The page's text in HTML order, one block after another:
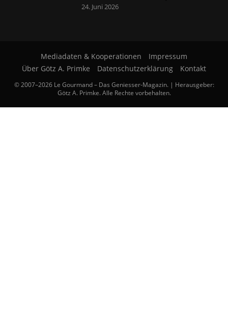
24. Juni 2026
Mediadaten & Kooperationen
Impressum
Über Götz A. Primke
Datenschutzerklärung Kontakt
© 2007–2026 Le Gourmand – Das Geniesser-Magazin. | Herausgeber:
Götz A. Primke. Alle Rechte vorbehalten.